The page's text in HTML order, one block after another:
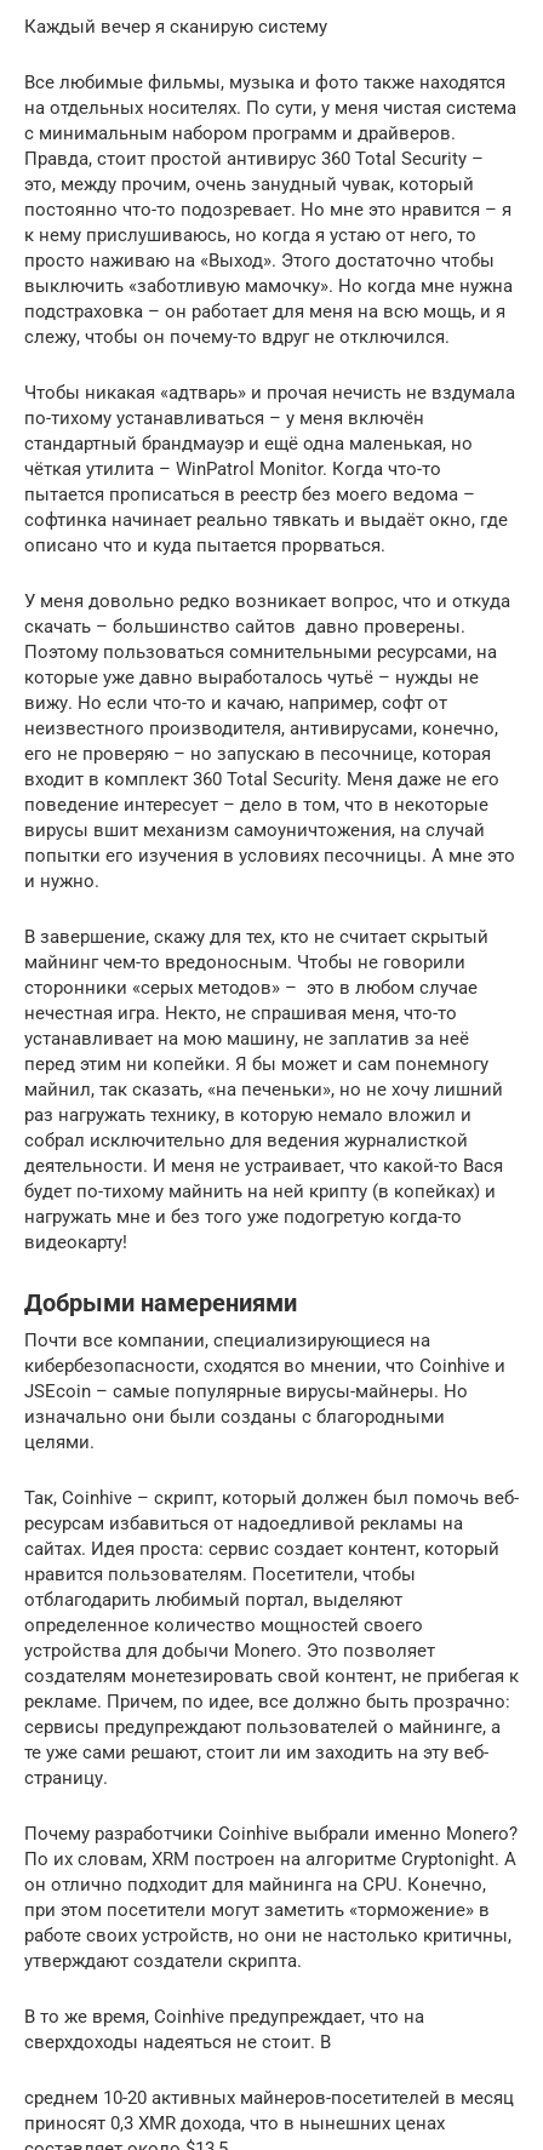
Каждый вечер я сканирую систему
Все любимые фильмы, музыка и фото также находятся
на отдельных носителях. По сути, у меня чистая система
с минимальным набором программ и драйверов.
Правда, стоит простой антивирус 360 Total Security –
это, между прочим, очень занудный чувак, который
постоянно что-то подозревает. Но мне это нравится – я
к нему прислушиваюсь, но когда я устаю от него, то
просто наживаю на «Выход». Этого достаточно чтобы
выключить «заботливую мамочку». Но когда мне нужна
подстраховка – он работает для меня на всю мощь, и я
слежу, чтобы он почему-то вдруг не отключился.
Чтобы никакая «адтварь» и прочая нечисть не вздумала
по-тихому устанавливаться – у меня включён
стандартный брандмауэр и ещё одна маленькая, но
чёткая утилита – WinPatrol Monitor. Когда что-то
пытается прописаться в реестр без моего ведома –
софтинка начинает реально тявкать и выдаёт окно, где
описано что и куда пытается прорваться.
У меня довольно редко возникает вопрос, что и откуда
скачать – большинство сайтов давно проверены.
Поэтому пользоваться сомнительными ресурсами, на
которые уже давно выработалось чутьё – нужды не
вижу. Но если что-то и качаю, например, софт от
неизвестного производителя, антивирусами, конечно,
его не проверяю – но запускаю в песочнице, которая
входит в комплект 360 Total Security. Меня даже не его
поведение интересует – дело в том, что в некоторые
вирусы вшит механизм самоуничтожения, на случай
попытки его изучения в условиях песочницы. А мне это
и нужно.
В завершение, скажу для тех, кто не считает скрытый
майнинг чем-то вредоносным. Чтобы не говорили
сторонники «серых методов» – это в любом случае
нечестная игра. Некто, не спрашивая меня, что-то
устанавливает на мою машину, не заплатив за неё
перед этим ни копейки. Я бы может и сам понемногу
майнил, так сказать, «на печеньки», но не хочу лишний
раз нагружать технику, в которую немало вложил и
собрал исключительно для ведения журналисткой
деятельности. И меня не устраивает, что какой-то Вася
будет по-тихому майнить на ней крипту (в копейках) и
нагружать мне и без того уже подогретую когда-то
видеокарту!
Добрыми намерениями
Почти все компании, специализирующиеся на
кибербезопасности, сходятся во мнении, что Coinhive и
JSEcoin – самые популярные вирусы-майнеры. Но
изначально они были созданы с благородными
целями.
Так, Coinhive – скрипт, который должен был помочь веб-
ресурсам избавиться от надоедливой рекламы на
сайтах. Идея проста: сервис создает контент, который
нравится пользователям. Посетители, чтобы
отблагодарить любимый портал, выделяют
определенное количество мощностей своего
устройства для добычи Monero. Это позволяет
создателям монетезировать свой контент, не прибегая к
рекламе. Причем, по идее, все должно быть прозрачно:
сервисы предупреждают пользователей о майнинге, а
те уже сами решают, стоит ли им заходить на эту веб-
страницу.
Почему разработчики Coinhive выбрали именно Monero?
По их словам, XRM построен на алгоритме Cryptonight. А
он отлично подходит для майнинга на CPU. Конечно,
при этом посетители могут заметить «торможение» в
работе своих устройств, но они не настолько критичны,
утверждают создатели скрипта.
В то же время, Coinhive предупреждает, что на
сверхдоходы надеяться не стоит. В
среднем 10-20 активных майнеров-посетителей в месяц
приносят 0,3 XMR дохода, что в нынешних ценах